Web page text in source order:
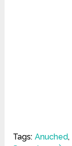
Tags: Anuched,